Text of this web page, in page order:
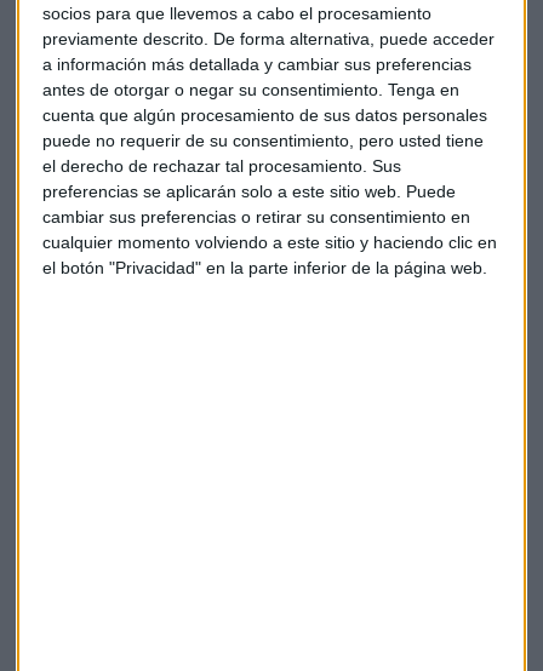
socios para que llevemos a cabo el procesamiento
previamente descrito. De forma alternativa, puede acceder
a información más detallada y cambiar sus preferencias
antes de otorgar o negar su consentimiento. Tenga en
cuenta que algún procesamiento de sus datos personales
puede no requerir de su consentimiento, pero usted tiene
el derecho de rechazar tal procesamiento. Sus
preferencias se aplicarán solo a este sitio web. Puede
cambiar sus preferencias o retirar su consentimiento en
cualquier momento volviendo a este sitio y haciendo clic en
el botón "Privacidad" en la parte inferior de la página web.
desastre nuclear de Fukushima en 2011 y
recientemente finalizó la construcción de unagranja de
energía eólica de 50 megavatios en Mongolia. También
ha impulsado un plan denominado "Asia Super Grid", un
plan para conectar a las naciones asiáticas mediante redes
y cables submarinos para distribuir energía limpia.
El Fondo de Inversión Pública de Arabia Saudita, que tiene